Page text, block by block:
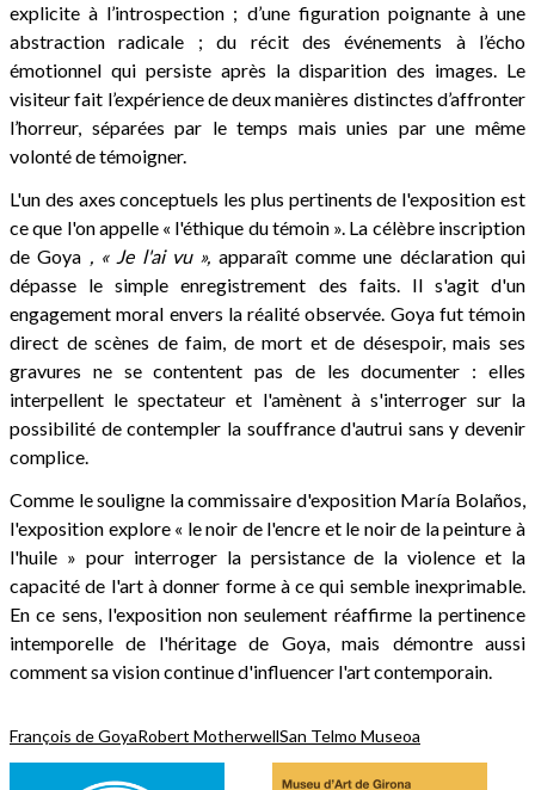
explicite à l’introspection ; d’une figuration poignante à une
abstraction radicale ; du récit des événements à l’écho
émotionnel qui persiste après la disparition des images. Le
visiteur fait l’expérience de deux manières distinctes d’affronter
l’horreur, séparées par le temps mais unies par une même
volonté de témoigner.
L'un des axes conceptuels les plus pertinents de l'exposition est
ce que l'on appelle « l'éthique du témoin ». La célèbre inscription
de Goya , « Je l'ai vu », apparaît comme une déclaration qui
dépasse le simple enregistrement des faits. Il s'agit d'un
engagement moral envers la réalité observée. Goya fut témoin
direct de scènes de faim, de mort et de désespoir, mais ses
gravures ne se contentent pas de les documenter : elles
interpellent le spectateur et l'amènent à s'interroger sur la
possibilité de contempler la souffrance d'autrui sans y devenir
complice.
Comme le souligne la commissaire d'exposition María Bolaños,
l'exposition explore « le noir de l'encre et le noir de la peinture à
l'huile » pour interroger la persistance de la violence et la
capacité de l'art à donner forme à ce qui semble inexprimable.
En ce sens, l'exposition non seulement réaffirme la pertinence
intemporelle de l'héritage de Goya, mais démontre aussi
comment sa vision continue d'influencer l'art contemporain.
François de GoyaRobert MotherwellSan Telmo Museoa